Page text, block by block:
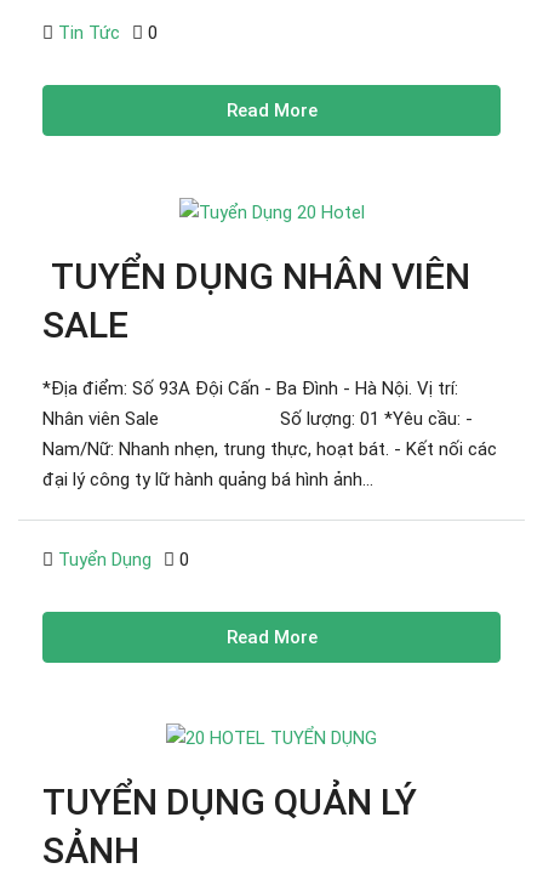
Tin Tức 0
Read More
TUYỂN DỤNG NHÂN VIÊN
SALE
*Địa điểm: Số 93A Đội Cấn - Ba Đình - Hà Nội. Vị trí:
Nhân viên Sale Số lượng: 01 *Yêu cầu: -
Nam/Nữ: Nhanh nhẹn, trung thực, hoạt bát. - Kết nối các
đại lý công ty lữ hành quảng bá hình ảnh...
Tuyển Dụng 0
Read More
TUYỂN DỤNG QUẢN LÝ
SẢNH